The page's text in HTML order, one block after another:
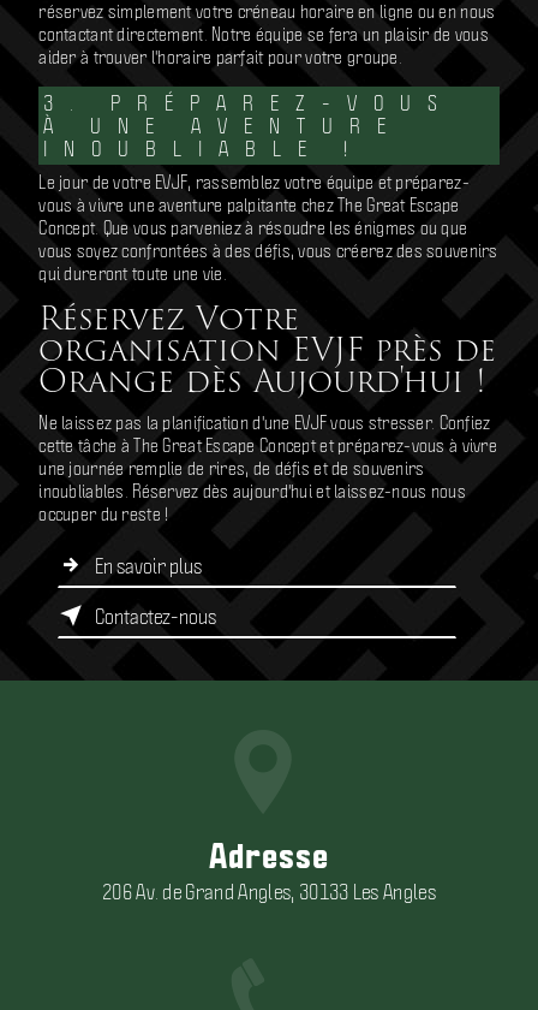
réservez simplement votre créneau horaire en ligne ou en nous
contactant directement. Notre équipe se fera un plaisir de vous
aider à trouver l'horaire parfait pour votre groupe.
3. PRÉPAREZ-VOUS
À UNE AVENTURE
INOUBLIABLE !
Le jour de votre EVJF, rassemblez votre équipe et préparez-
vous à vivre une aventure palpitante chez The Great Escape
Concept. Que vous parveniez à résoudre les énigmes ou que
vous soyez confrontées à des défis, vous créerez des souvenirs
qui dureront toute une vie.
Réservez Votre
organisation EVJF près de
Orange dès Aujourd'hui !
Ne laissez pas la planification d'une EVJF vous stresser. Confiez
cette tâche à The Great Escape Concept et préparez-vous à vivre
une journée remplie de rires, de défis et de souvenirs
inoubliables. Réservez dès aujourd'hui et laissez-nous nous
occuper du reste !
En savoir plus
Contactez-nous
Adresse
206 Av. de Grand Angles, 30133 Les Angles